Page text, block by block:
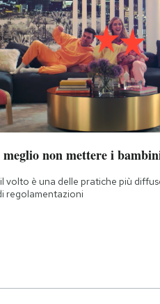
meglio non mettere i
volto è una delle pratiche più
regolamentazioni